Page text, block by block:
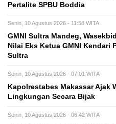
Pertalite SPBU Boddia
Senin, 10 Agustus 2026 - 11:58 WITA
GMNI Sultra Mandeg,
Nilai Eks Ketua GMNI Kendari
Sultra
Senin, 10 Agustus 2026 - 07:01 WITA
Kapolrestabes Makassar Ajak
Lingkungan Secara Bijak
Senin, 10 Agustus 2026 - 06:42 WITA